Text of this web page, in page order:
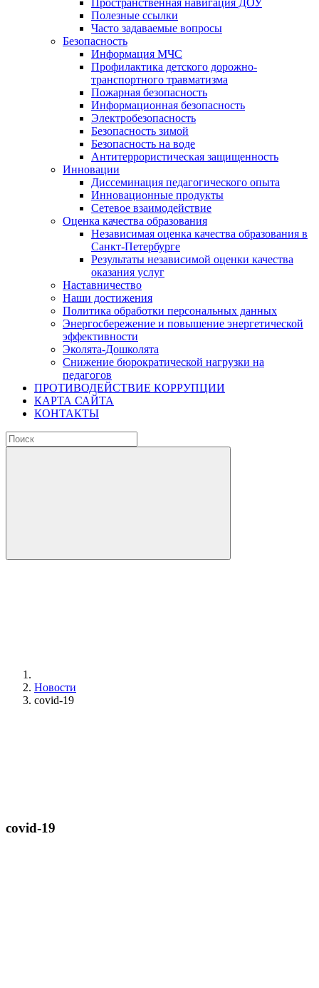
Пространственная навигация ДОУ
Полезные ссылки
Часто задаваемые вопросы
Безопасность
Информация МЧС
Профилактика детского дорожно-
транспортного травматизма
Пожарная безопасность
Информационная безопасность
Электробезопасность
Безопасность зимой
Безопасность на воде
Антитеррористическая защищенность
Инновации
Диссеминация педагогического опыта
Инновационные продукты
Сетевое взаимодействие
Оценка качества образования
Независимая оценка качества образования в
Санкт-Петербурге
Результаты независимой оценки качества
оказания услуг
Наставничество
Наши достижения
Политика обработки персональных данных
Энергосбережение и повышение энергетической
эффективности
Эколята-Дошколята
Снижение бюрократической нагрузки на
педагогов
ПРОТИВОДЕЙСТВИЕ КОРРУПЦИИ
КАРТА САЙТА
КОНТАКТЫ
Новости
covid-19
covid-19